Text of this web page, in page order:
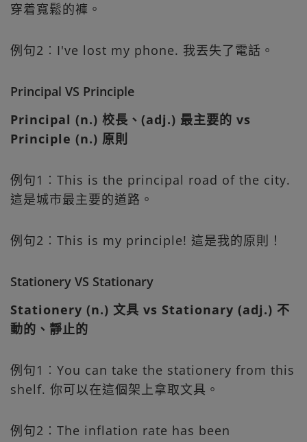
穿着寬鬆的褲。
例句2︰I've lost my phone. 我丟失了電話。
Principal VS Principle
Principal (n.) 校長、(adj.) 最主要的 vs
Principle (n.) 原則
例句1︰This is the principal road of the city.
這是城市最主要的道路。
例句2︰This is my principle! 這是我的原則！
Stationery VS Stationary
Stationery (n.) 文具 vs Stationary (adj.) 不
動的、靜止的
例句1︰You can take the stationery from this
shelf. 你可以在這個架上拿取文具。
例句2︰The inflation rate has been